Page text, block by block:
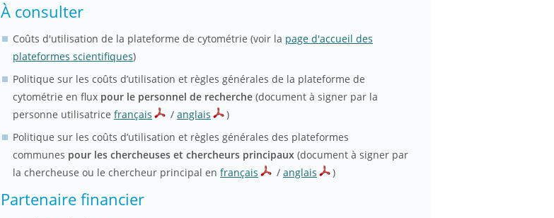
À consulter
Coûts d'utilisation de la plateforme de cytométrie (voir la page d'accueil des
plateformes scientifiques)
Politique sur les coûts d’utilisation et règles générales de la plateforme de
cytométrie en flux pour le personnel de recherche (document à signer par la
personne utilisatrice français / anglais
)
Politique sur les coûts d’utilisation et règles générales des plateformes
communes pour les chercheuses et chercheurs principaux (document à signer par
la chercheuse ou le chercheur principal en français / anglais )
Partenaire financier